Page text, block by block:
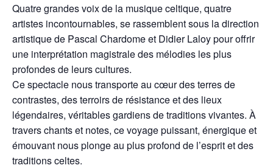
Quatre grandes voix de la musique celtique, quatre
artistes incontournables, se rassemblent sous la direction
artistique de Pascal Chardome et Didier Laloy pour offrir
une interprétation magistrale des mélodies les plus
profondes de leurs cultures.
Ce spectacle nous transporte au cœur des terres de
contrastes, des terroirs de résistance et des lieux
légendaires, véritables gardiens de traditions vivantes. À
travers chants et notes, ce voyage puissant, énergique et
émouvant nous plonge au plus profond de l’esprit et des
traditions celtes.